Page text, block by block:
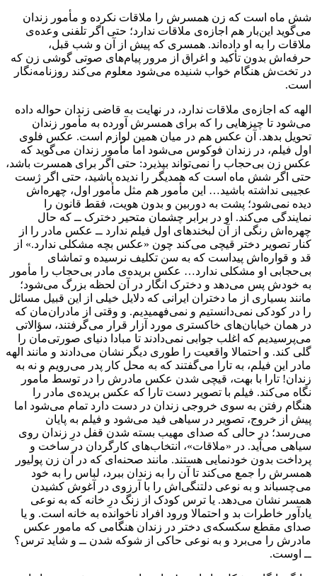
شش ماه است که زن همسرش را ملاقات نکرده و مأمور زندان
می‌گوید این‌بار هم اجازه‌ی ملاقات ندارد؛ حتی اگر تلفنی وعده‌ی
ملاقات را به او داده‌اند. همسری که پیش از آن و شب قبل،
حرفه‌‌اش بدون تأکید و اغراق از مرور پیام‌های صوتی گوشی زن که
در تخت‌ش هنگام خواب شنیده می‌شود معلوم می‌کند روزنامه‌نگار
است.
الهه که اجازه‌ی ملاقات ندارد، در نهایت به قاضی زندان حواله داده
می‌شود تا چیزهایی را که برای همسرش آورده به مأمور زندان
تحویل بدهد. آن عکس هم در میان همین لوازم است. عکس فلوی
اول فیلم، در زندان فوکوس می‌شود اما مأمور زندان می‌گوید که
عکس زن بی‌حجاب را نمی‌تواند بپذیرد: حتی اگر برای همسرت باشد،
حتی اگر شش ماه است که همدیگر را ندیده‌ باشید، حتی اگر ژست
عجیبی نداشته باشید… این مأمور هم مثل مأمور اول، چهره‌اش
دیده نمی‌شود؛ پشت به دوربین و بدون هویت، فقط قانون را
نمایندگی می‌کند. او در برابر چشمان متحیر دخترک ــ که حال
چهره‌اش رنگی از آن لبخندهای اول فیلم ندارد ــ عکس مادر را از
کنار تصویر دختر قیچی می‌کند چون «عکس بچه مشکلی ندارد.» از
قد و قواره‌اش پیداست که به سن تکلیف نرسیده و تماشای
بی‌حجابی او مشکلی ندارد… عکس بریده‌ی مادر بی‌حجاب را مأمور
به خودش پس می‌دهد و دخترک انگار در آن لحظه بزرگ می‌شود؛
مانند بسیاری از ما دختران ایرانی که دلایل خیلی از این قبیل مسائل
را در کودکی نمی‌دانستیم و نمی‌فهمیدیم. و وقتی از مادران‌مان که
در همان خیابان‌های خاکستری مورد آزار قرار می‌گرفتند، سؤالاتی
می‌پرسیدیم که اغلب جوابی نمی‌دادند تا مبادا دنیای صورتی‌مان را
گلی کند. و احتمالا واقعیت را طوری دیگر نشان می‌دادند و مانند الهه
مادر این فیلم، به تارا می‌گفتند که به محل کار پدر می‌رویم و نه به
زندان! تارا با بهت، قیچی شدن عکس مادرش را در توسط مأمور
نگاه می‌کند. فیلم با تصویر دست تارا که عکس بریده‌ی مادر را
هنگام رفتن به سوی خروجی زندان در دست دارد تمام می‌شود اما
پیش از خروج، تصویر در سیاهی فید می‌شود و فیلم به پایان
می‌رسد؛ در حالی که صدای مهیب بسته شدن قفل درِ زندان روی
سیاهی می‌آید. در «ملاقات»، انتخاب‌های کارگردان در ساخت و
پرداخت بدون خودنمایی هستند. مانند صحنه‌ای که در آن زن پولیور
همسرش را جمع می‌کند تا آن را به زندان ببرد، لباس را به خود
می‌چسباند و به نوعی دلتنگی‌اش را با آرزوی در آغوش کشیدن
همسر نشان می‌دهد. یا ترس کودک از زنگ درِ خانه که به نوعی
یادآور خاطرات بد و احتمالا ورود افراد ناخوانده به خانه است. و یا
صدای مقطع سکسکه‌‌‌ی دختر در زندان هنگامی که مامور عکس
مادرش را می‌برد و به نوعی حاکی از شوکه شدن ــ و شاید ترس؟
ــ اوست.